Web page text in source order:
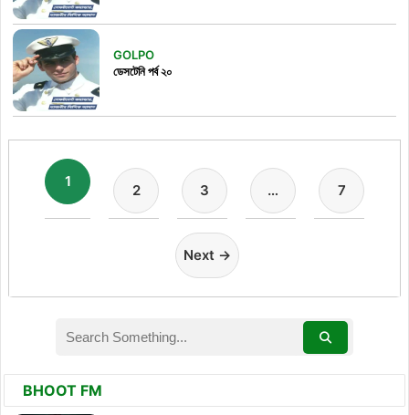
GOLPO
ডেসটেনি পর্ব ২০
1
2 3 … 7
Next →
BHOOT FM